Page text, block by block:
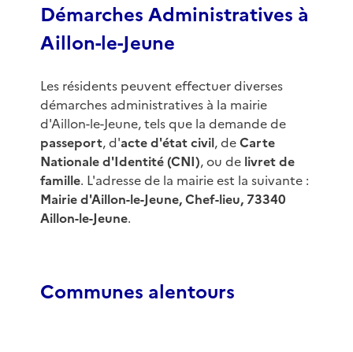
Démarches Administratives à
Aillon-le-Jeune
Les résidents peuvent effectuer diverses
démarches administratives à la mairie
d'Aillon-le-Jeune, tels que la demande de
passeport, d'acte d'état civil, deCarte
Nationale d'Identité (CNI), ou de livret de
famille. L'adresse de la mairie est la suivante :
Mairie d'Aillon-le-Jeune, Chef-lieu, 73340
Aillon-le-Jeune.
Communes alentours